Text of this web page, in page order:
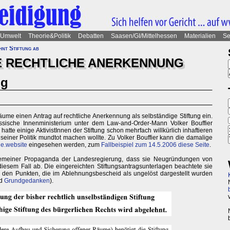
Umwelt Theorie&Politik Debatten Saasen/GI/Mittelhessen Materialien
Stiftung ab
ANERKENNUNG
einen Antrag auf rechtliche Anerkennung als selbständige Stiftung ein.
Innenministerium unter dem Law-and-Order-Mann Volker Bouffier
einige AktivistInnen der Stiftung schon mehrfach willkürlich inhaftieren
Politik mundtot machen wollte. Zu Volker Bouffier kann die damalige
eingesehen werden, zum Fallbeispiel zum 14.5.2006 diese Seite.
Propaganda der Landesregierung, dass sie Neugründungen von
Fall ab. Die eingereichten Stiftungsantragsunterlagen beachtete sie
Punkten, die im Ablehnungsbescheid als ungelöst dargestellt wurden
Grundgedanken).